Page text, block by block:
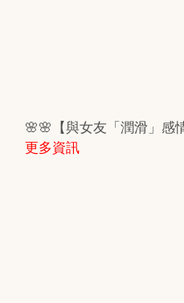
🌸🌸【與女友「潤滑」感
更多資訊